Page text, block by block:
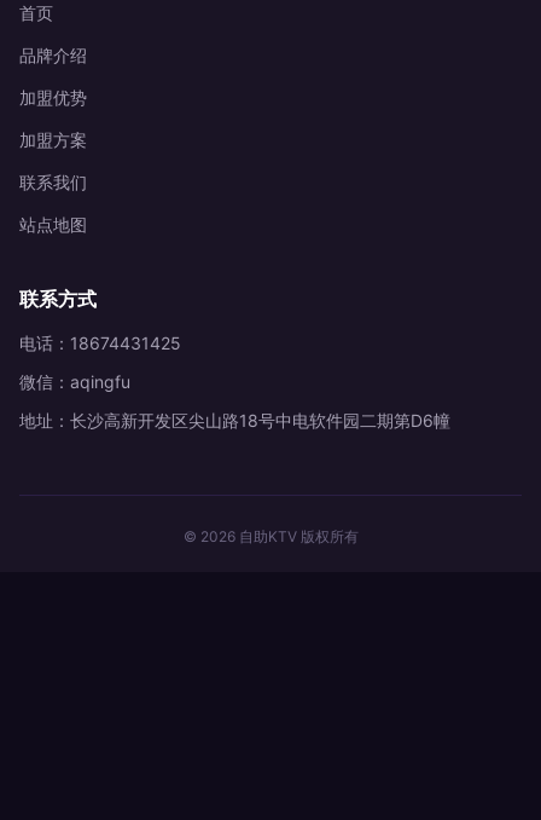
首页
品牌介绍
加盟优势
加盟方案
联系我们
站点地图
联系方式
电话：18674431425
微信：aqingfu
地址：长沙高新开发区尖山路18号中电软件园二期第D6幢
© 2026 自助KTV 版权所有